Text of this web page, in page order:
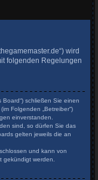
wird
folgenden Regelungen
Board“) schließen Sie einen
Folgenden „Betreiber“)
einverstanden.
sind, so dürfen Sie das
gelten jeweils die an
und kann von
werden.